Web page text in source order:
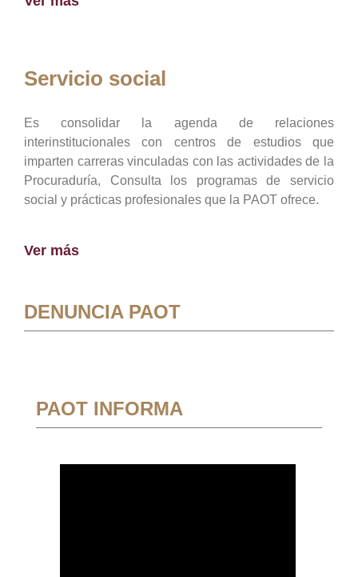
Servicio social
Es consolidar la agenda de relaciones
interinstitucionales con centros de estudios que
imparten carreras vinculadas con las actividades de la
Procuraduría, Consulta los programas de servicio
social y prácticas profesionales que la PAOT ofrece.
Ver más
DENUNCIA PAOT
PAOT INFORMA